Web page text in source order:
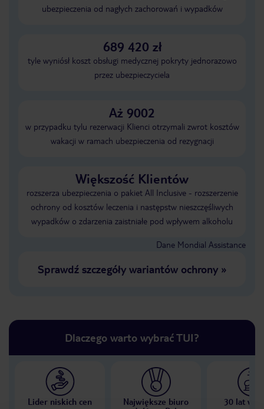
ubezpieczenia od nagłych zachorowań i wypadków
689 420 zł
tyle wyniósł koszt obsługi medycznej pokryty jednorazowo
przez ubezpieczyciela
Aż 9002
w przypadku tylu rezerwacji Klienci otrzymali zwrot kosztów
wakacji w ramach ubezpieczenia od rezygnacji
Większość Klientów
rozszerza ubezpieczenia o pakiet All Inclusive - rozszerzenie
ochrony od kosztów leczenia i następstw nieszczęśliwych
wypadków o zdarzenia zaistniałe pod wpływem alkoholu
Dane Mondial Assistance
Sprawdź szczegóły wariantów ochrony»
Dlaczego warto wybrać TUI?
Lider niskich cen
Największe biuro
30 lat w